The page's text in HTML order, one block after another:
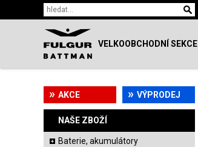
VELKOOBCHODNÍ SEKCE
AKCE VÝPRODEJ
NAŠE ZBOŽÍ
Baterie, akumulátory